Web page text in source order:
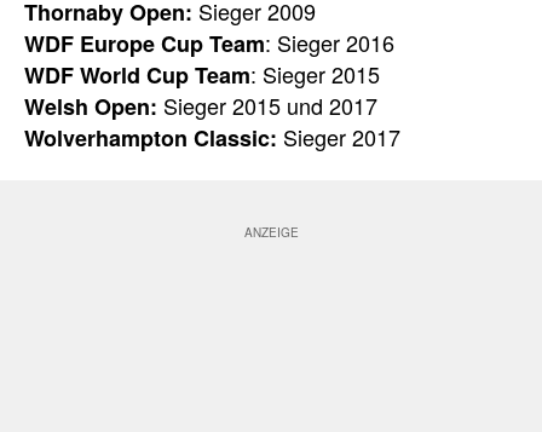
Thornaby Open: Sieger 2009
WDF Europe Cup Team: Sieger 2016
WDF World Cup Team: Sieger 2015
Welsh Open: Sieger 2015 und 2017
Wolverhampton Classic: Sieger 2017